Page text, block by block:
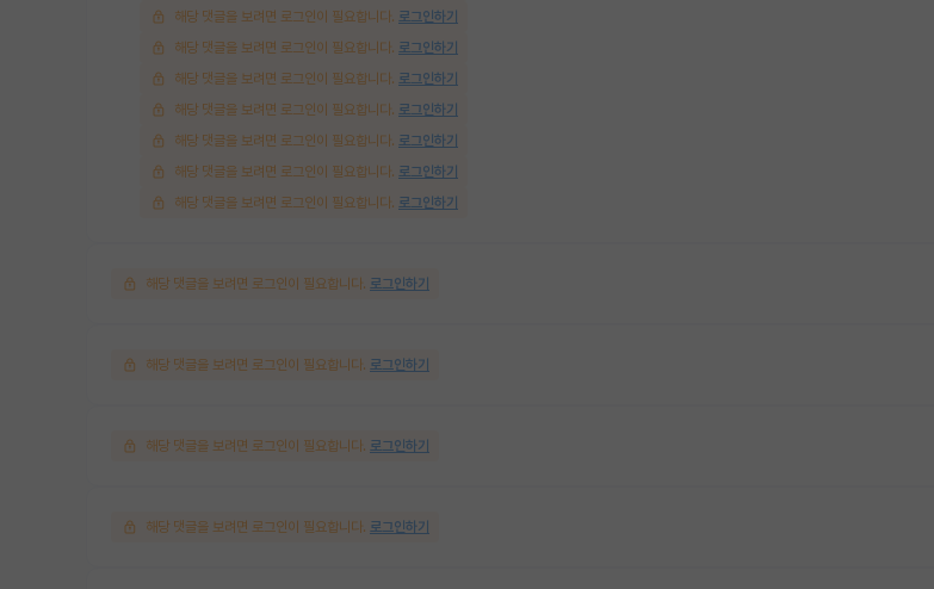
해당 댓글을 보려면 로그인이 필요합니다. 로그인하기
해당 댓글을 보려면 로그인이 필요합니다. 로그인하기
해당 댓글을 보려면 로그인이 필요합니다. 로그인하기
해당 댓글을 보려면 로그인이 필요합니다. 로그인하기
해당 댓글을 보려면 로그인이 필요합니다. 로그인하기
해당 댓글을 보려면 로그인이 필요합니다. 로그인하기
해당 댓글을 보려면 로그인이 필요합니다. 로그인하기
해당 댓글을 보려면 로그인이 필요합니다. 로그인하기
해당 댓글을 보려면 로그인이 필요합니다. 로그인하기
해당 댓글을 보려면 로그인이 필요합니다. 로그인하기
해당 댓글을 보려면 로그인이 필요합니다. 로그인하기